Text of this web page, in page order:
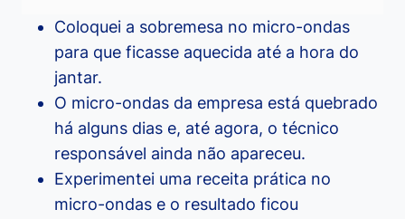
Coloquei a sobremesa no micro-ondas
para que ficasse aquecida até a hora do
jantar.
O micro-ondas da empresa está quebrado
há alguns dias e, até agora, o técnico
responsável ainda não apareceu.
Experimentei uma receita prática no
micro-ondas e o resultado ficou